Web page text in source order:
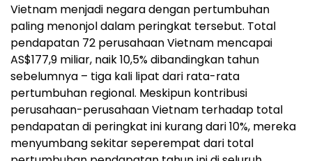
Vietnam menjadi negara dengan pertumbuhan
paling menonjol dalam peringkat tersebut. Total
pendapatan 72 perusahaan Vietnam mencapai
AS$177,9 miliar, naik 10,5% dibandingkan tahun
sebelumnya – tiga kali lipat dari rata-rata
pertumbuhan regional. Meskipun kontribusi
perusahaan-perusahaan Vietnam terhadap total
pendapatan di peringkat ini kurang dari 10%, mereka
menyumbang sekitar seperempat dari total